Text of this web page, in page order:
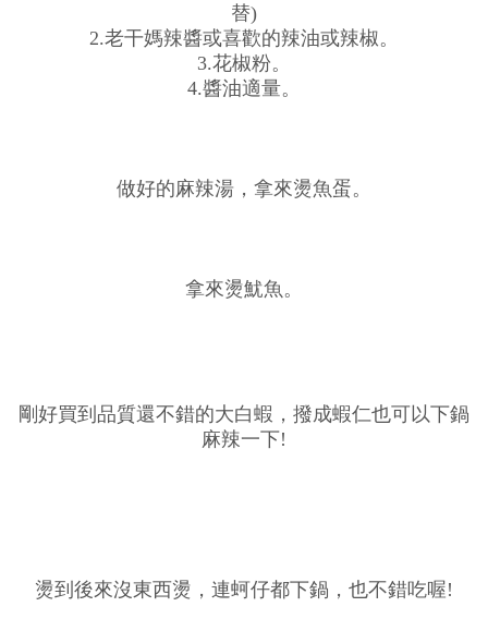
替)
2.老干媽辣醬或喜歡的辣油或辣椒。
3.花椒粉。
4.醬油適量。
做好的麻辣湯，拿來燙魚蛋。
拿來燙魷魚。
剛好買到品質還不錯的大白蝦，撥成蝦仁也可以下鍋
麻辣一下!
燙到後來沒東西燙，連蚵仔都下鍋，也不錯吃喔!